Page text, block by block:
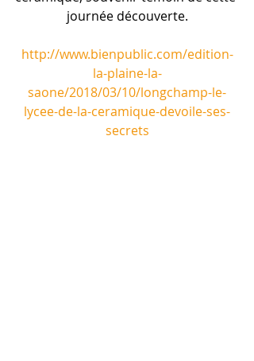
journée découverte.
http://www.bienpublic.com/edition-
la-plaine-la-
saone/2018/03/10/longchamp-le-
lycee-de-la-ceramique-devoile-ses-
secrets